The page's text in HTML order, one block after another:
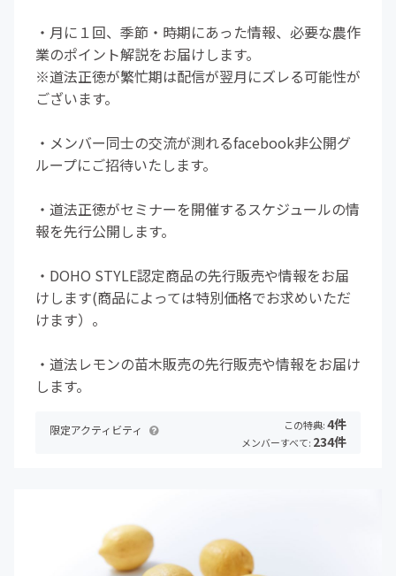
・月に１回、季節・時期にあった情報、必要な農作
業のポイント解説をお届けします。
※道法正徳が繁忙期は配信が翌月にズレる可能性が
ございます。
・メンバー同士の交流が測れるfacebook非公開グ
ループにご招待いたします。
・道法正徳がセミナーを開催するスケジュールの情
報を先行公開します。
・DOHO STYLE認定商品の先行販売や情報をお届
けします(商品によっては特別価格でお求めいただ
けます）。
・道法レモンの苗木販売の先行販売や情報をお届け
します。
限定アクティビティ この特典:4件
メンバーすべて: 234件